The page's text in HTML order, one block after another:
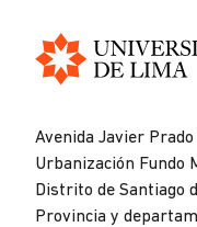
Avenida Javier
Urbanización Fundo
Distrito de Santiago
Provincia y